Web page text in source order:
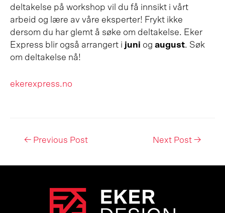
deltakelse på workshop vil du få innsikt i vårt
arbeid og lære av våre eksperter! Frykt ikke
dersom du har glemt å søke om deltakelse. Eker
Express blir også arrangert i juni og august. Søk
om deltakelse nå!
ekerexpress.no
Post← Previous Post Next Post →